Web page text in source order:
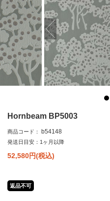
Hornbeam BP5003
商品コード： b54148
発送日目安：1ヶ月以降
52,580円(税込)
返品不可